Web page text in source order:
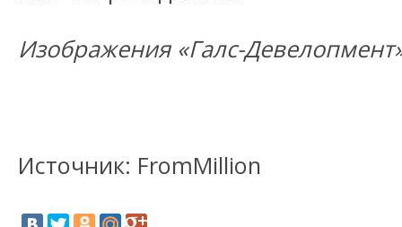
Изображения «Галс-
Источник: FromMillion